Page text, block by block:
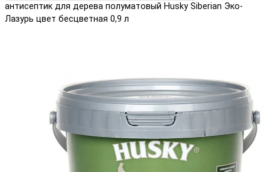
антисептик для дерева полуматовый Husky Siberian Эко-
Лазурь цвет бесцветная 0,9 л